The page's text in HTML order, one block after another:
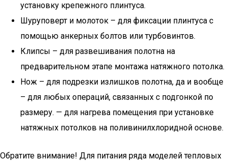
установку крепежного плинтуса.
Шуруповерт и молоток – для фиксации плинтуса с
помощью анкерных болтов или турбовинтов.
Клипсы – для развешивания полотна на
предварительном этапе монтажа натяжного потолка.
Нож – для подрезки излишков полотна, да и вообще
– для любых операций, связанных с подгонкой по
размеру. — для нагрева помещения при установке
натяжных потолков на поливинилхлоридной основе.
Обратите внимание! Для питания ряда моделей тепловых